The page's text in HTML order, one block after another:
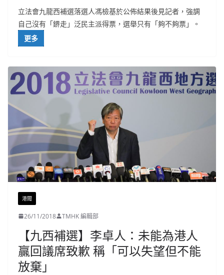
立法會九龍西補選落選人馮檢基於公佈結果後見記者，強調
自己沒有「鎅走」泛民主派得票，選舉只有「夠不夠票」。
更多
港聞
26/11/2018 TMHK 編輯部
【九西補選】李卓人：未能為港人
贏回議席致歉 稱「可以失望但不能
放棄」